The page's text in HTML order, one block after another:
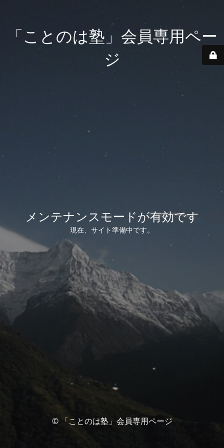
「ことのは塾」会員専用ペー
ジ
メンテナンスモードが有効です
現在、サイト準備中です。
© 「ことのは塾」会員専用ページ